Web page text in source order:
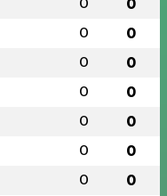
0 0
0 0
0 0
0 0
0 0
0 0
0 0